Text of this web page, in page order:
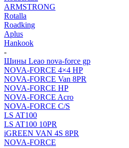
ARMSTRONG
Rotalla
Roadking
Aplus
Hankook
-
Шины Leao nova-force gp
NOVA-FORCE 4×4 HP
NOVA-FORCE Van 8PR
NOVA-FORCE HP
NOVA-FORCE Acro
NOVA-FORCE C/S
LS AT100
LS AT100 10PR
iGREEN VAN 4S 8PR
NOVA-FORCE